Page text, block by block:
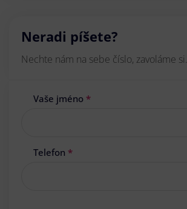
Neradi píšete?
Nechte nám na sebe číslo, zavoláme si.
Vaše jméno *
Telefon *